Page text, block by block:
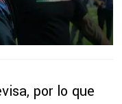
por lo que